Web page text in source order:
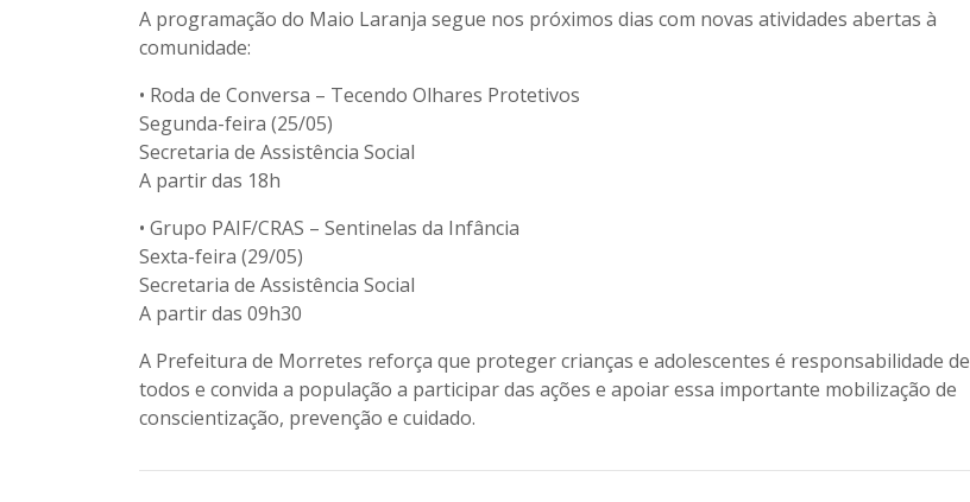
A programação do Maio Laranja segue nos próximos dias com novas atividades abertas à
comunidade:
• Roda de Conversa – Tecendo Olhares Protetivos
Segunda-feira (25/05)
Secretaria de Assistência Social
A partir das 18h
• Grupo PAIF/CRAS – Sentinelas da Infância
Sexta-feira (29/05)
Secretaria de Assistência Social
A partir das 09h30
A Prefeitura de Morretes reforça que proteger crianças e adolescentes é responsabilidade de
todos e convida a população a participar das ações e apoiar essa importante mobilização de
conscientização, prevenção e cuidado.